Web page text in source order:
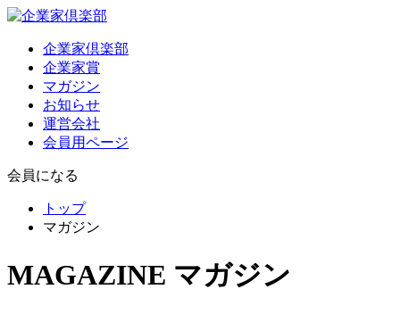
企業家倶楽部
企業家賞
マガジン
お知らせ
運営会社
会員用ページ
会員になる
トップ
マガジン
MAGAZINE マガジン